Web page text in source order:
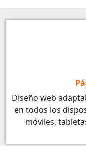
Diseño web
en todos los
móviles,